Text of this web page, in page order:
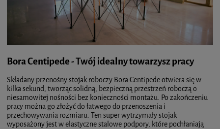
Bora Centipede - Twój idealny towarzysz pracy
Składany przenośny stojak roboczy Bora Centipede otwiera się w
kilka sekund, tworząc solidną, bezpieczną przestrzeń roboczą o
niesamowitej nośności bez konieczności montażu. Po zakończeniu
pracy można go złożyć do łatwego do przenoszenia i
przechowywania rozmiaru. Ten super wytrzymały stojak
wyposażony jest w elastyczne stalowe podpory, które pochłaniają